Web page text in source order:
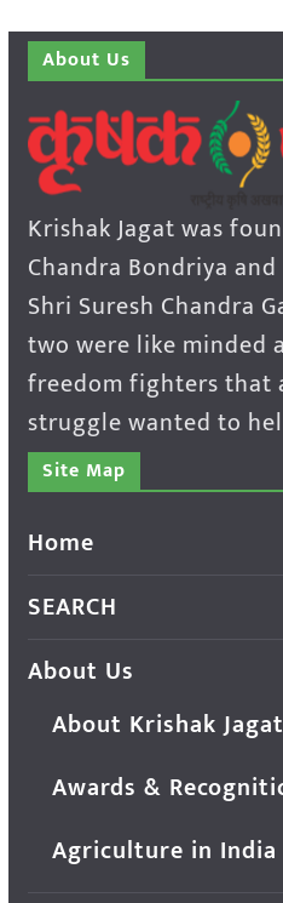
About Us
Krishak Jagat was
Chandra Bondriya
Shri Suresh Chandra
two were like minded
freedom fighters that
struggle wanted to
Site Map
Home
SEARCH
About Us
About Krishak Jagat
Awards &
Agriculture in India